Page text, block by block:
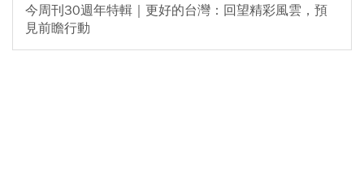
今周刊30週年特輯｜更好的台灣：回望精彩風雲，預
見前瞻行動